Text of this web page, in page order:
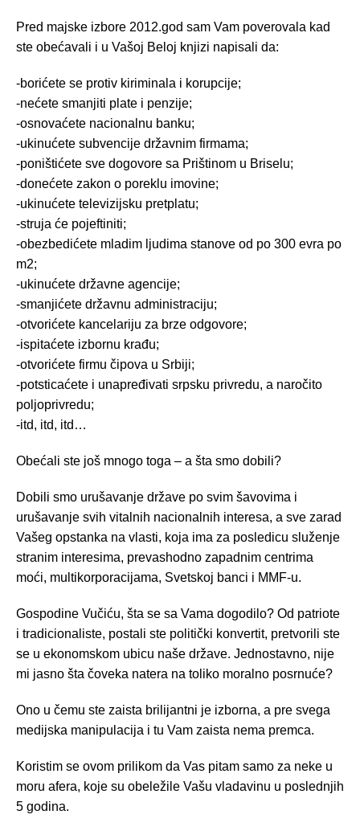
Pred majske izbore 2012.god sam Vam poverovala kad
ste obećavali i u Vašoj Beloj knjizi napisali da:
-borićete se protiv kiriminala i korupcije;
-nećete smanjiti plate i penzije;
-osnovaćete nacionalnu banku;
-ukinućete subvencije državnim firmama;
-poništićete sve dogovore sa Prištinom u Briselu;
-donećete zakon o poreklu imovine;
-ukinućete televizijsku pretplatu;
-struja će pojeftiniti;
-obezbedićete mladim ljudima stanove od po 300 evra po
m2;
-ukinućete državne agencije;
-smanjićete državnu administraciju;
-otvorićete kancelariju za brze odgovore;
-ispitaćete izbornu krađu;
-otvorićete firmu čipova u Srbiji;
-potsticaćete i unapređivati srpsku privredu, a naročito
poljoprivredu;
-itd, itd, itd…
Obećali ste još mnogo toga – a šta smo dobili?
Dobili smo urušavanje države po svim šavovima i
urušavanje svih vitalnih nacionalnih interesa, a sve zarad
Vašeg opstanka na vlasti, koja ima za posledicu služenje
stranim interesima, prevashodno zapadnim centrima
moći, multikorporacijama, Svetskoj banci i MMF-u.
Gospodine Vučiću, šta se sa Vama dogodilo? Od patriote
i tradicionaliste, postali ste politički konvertit, pretvorili ste
se u ekonomskom ubicu naše države. Jednostavno, nije
mi jasno šta čoveka natera na toliko moralno posrnuće?
Ono u čemu ste zaista brilijantni je izborna, a pre svega
medijska manipulacija i tu Vam zaista nema premca.
Koristim se ovom prilikom da Vas pitam samo za neke u
moru afera, koje su obeležile Vašu vladavinu u poslednjih
5 godina.